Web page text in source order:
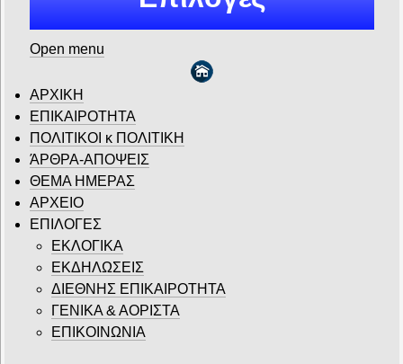
Open menu
ΑΡΧΙΚΗ
ΕΠΙΚΑΙΡΟΤΗΤΑ
ΠΟΛΙΤΙΚΟΙ κ ΠΟΛΙΤΙΚΗ
ΆΡΘΡΑ-ΑΠΟΨΕΙΣ
ΘΕΜΑ ΗΜΕΡΑΣ
ΑΡΧΕΙΟ
ΕΠΙΛΟΓΕΣ
ΕΚΛΟΓΙΚΑ
ΕΚΔΗΛΩΣΕΙΣ
ΔΙΕΘΝΗΣ ΕΠΙΚΑΙΡΟΤΗΤΑ
ΓΕΝΙΚΑ & ΑΟΡΙΣΤΑ
ΕΠΙΚΟΙΝΩΝΙΑ